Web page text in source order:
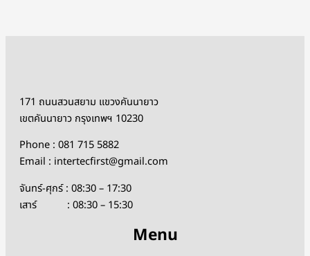
171 ถนนสวนสยาม แขวงคันนายาว
เขตคันนายาว กรุงเทพฯ 10230
Phone : 081 715 5882
Email : intertecfirst@gmail.com
จันทร์-ศุกร์ : 08:30 – 17:30
เสาร์ : 08:30 – 15:30
Menu